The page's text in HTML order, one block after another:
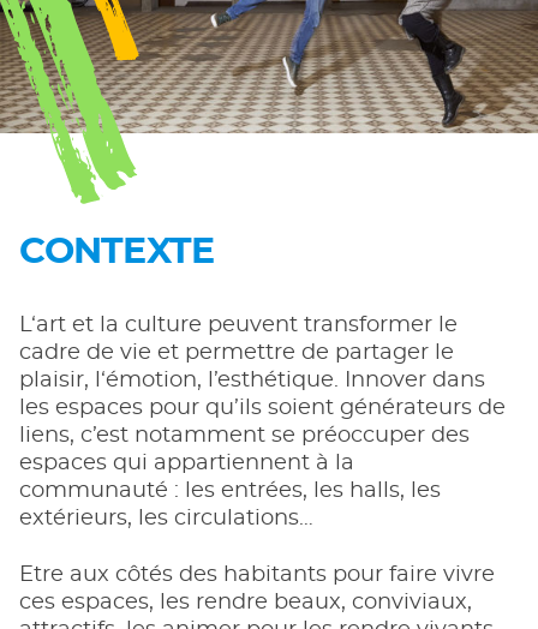
CONTEXTE
L‘art et la culture peuvent transformer le
cadre de vie et permettre de partager le
plaisir, l‘émotion, l’esthétique. Innover dans
les espaces pour qu’ils soient générateurs de
liens, c’est notamment se préoccuper des
espaces qui appartiennent à la
communauté : les entrées, les halls, les
extérieurs, les circulations…
Etre aux côtés des habitants pour faire vivre
ces espaces, les rendre beaux, conviviaux,